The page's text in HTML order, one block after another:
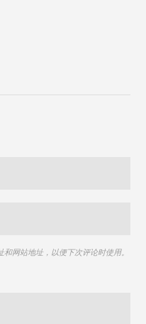
网站地址，以便下次评论时使用。